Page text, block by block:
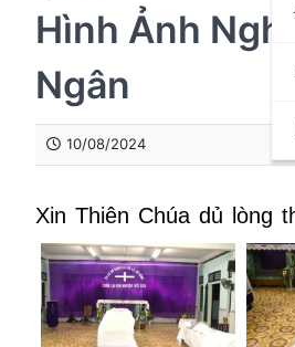
Hình Ảnh
Ngân
10/08/2024
Xin Thiên Chúa dủ lòng